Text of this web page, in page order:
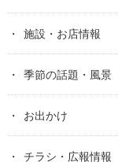
施設・お店情報
季節の話題・風景
お出かけ
チラシ・広報情報